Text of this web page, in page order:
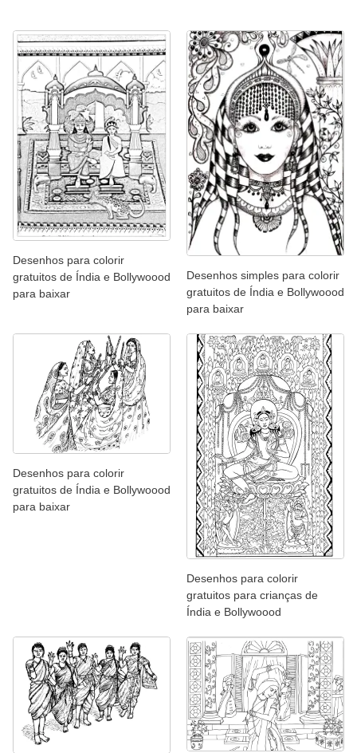
Desenhos para colorir
gratuitos de Índia e Bollywoood
para baixar
Desenhos simples para colorir
gratuitos de Índia e Bollywoood
para baixar
Desenhos para colorir
gratuitos de Índia e Bollywoood
para baixar
Desenhos para colorir
gratuitos para crianças de
Índia e Bollywoood